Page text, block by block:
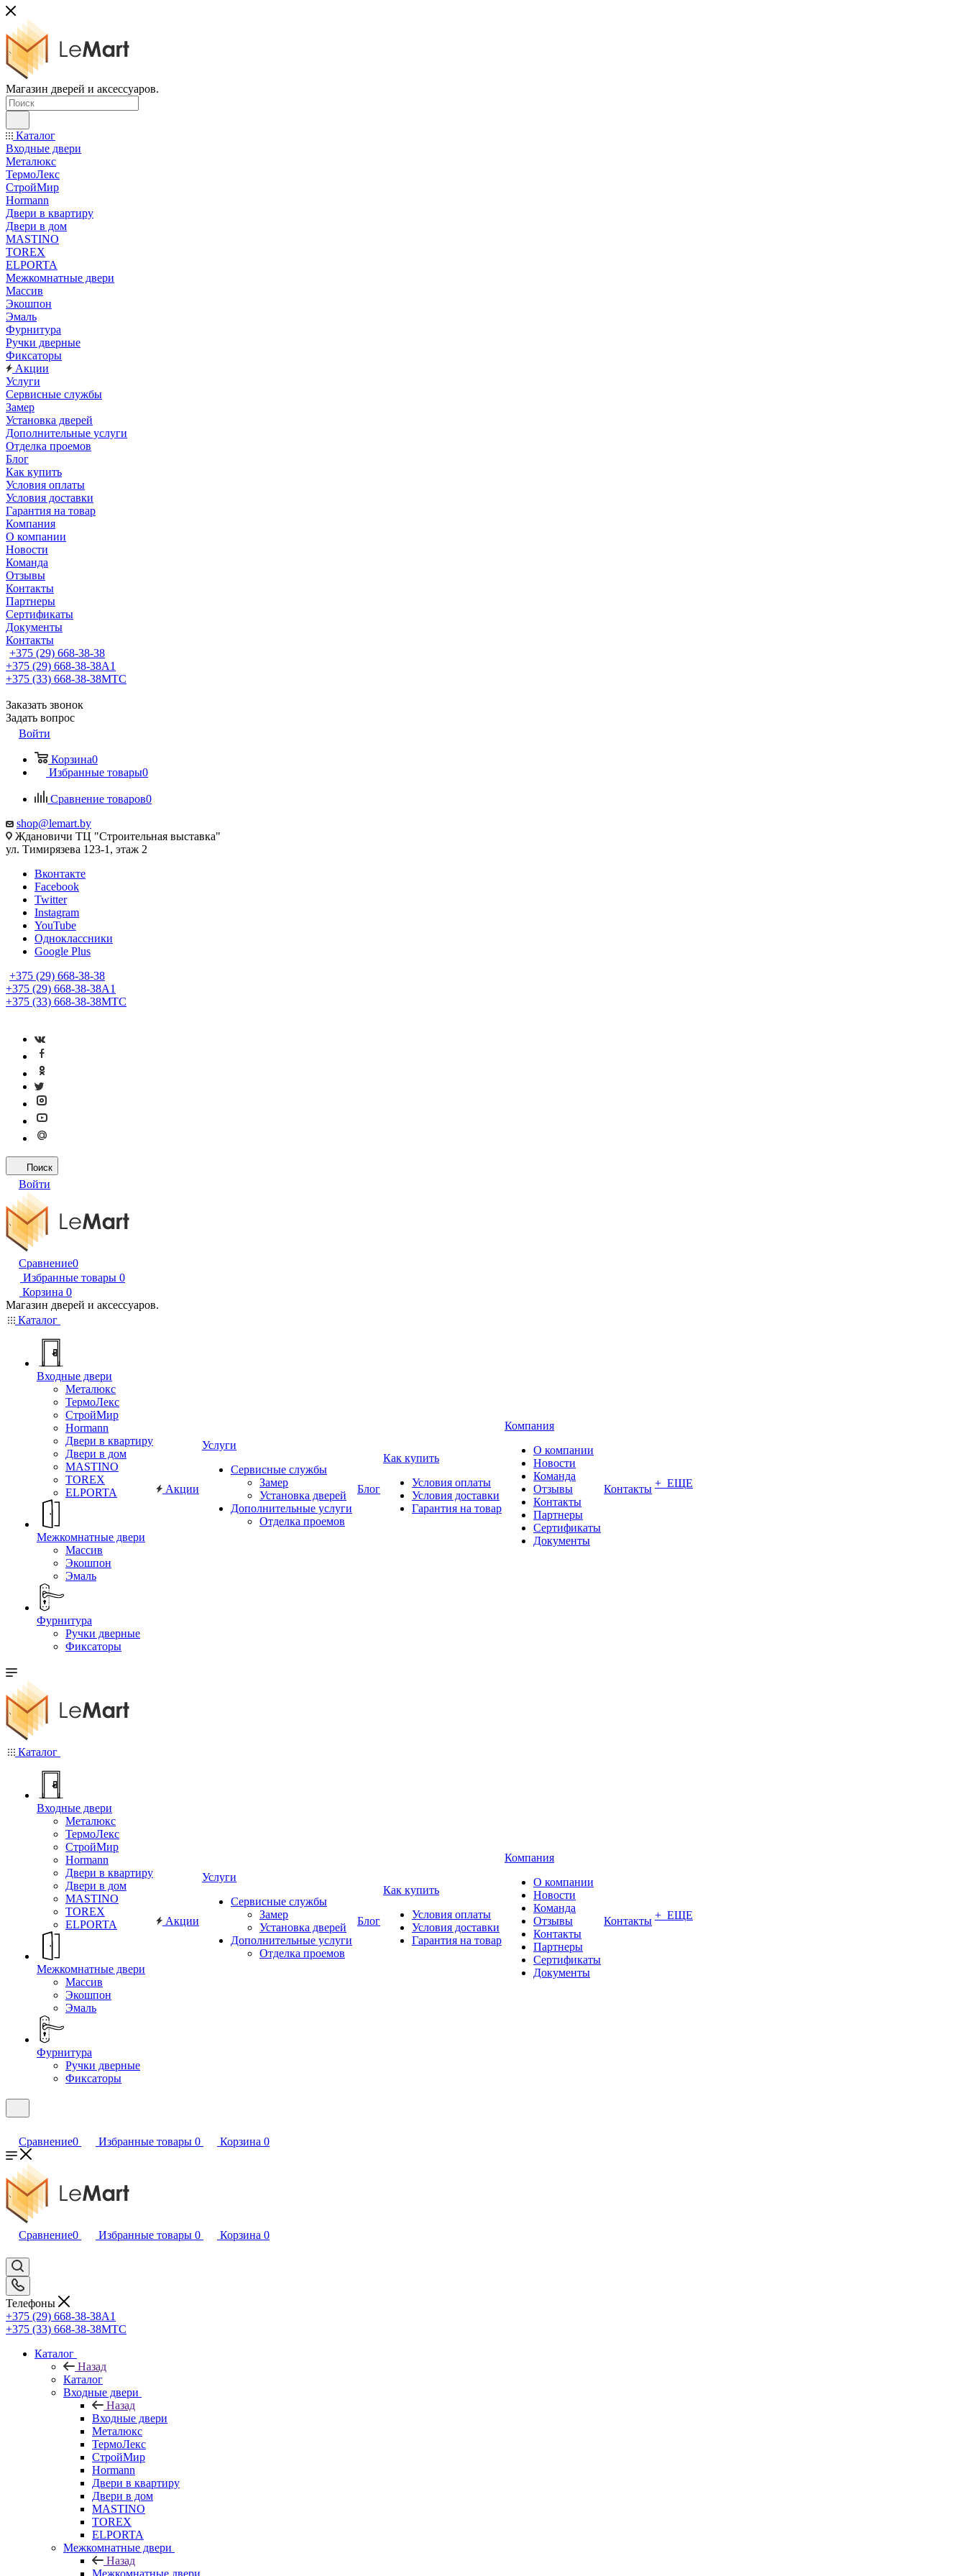
Магазин дверей и аксессуаров.
Каталог
Входные двери
Металюкс
ТермоЛекс
СтройМир
Hormann
Двери в квартиру
Двери в дом
MASTINO
TOREX
ELPORTA
Межкомнатные двери
Массив
Экошпон
Эмаль
Фурнитура
Ручки дверные
Фиксаторы
Акции
Услуги
Сервисные службы
Замер
Установка дверей
Дополнительные услуги
Отделка проемов
Блог
Как купить
Условия оплаты
Условия доставки
Гарантия на товар
Компания
О компании
Новости
Команда
Отзывы
Контакты
Партнеры
Сертификаты
Документы
Контакты
+375 (29) 668-38-38
+375 (29) 668-38-38A1
+375 (33) 668-38-38МТС
Заказать звонок
Задать вопрос
Войти
Корзина0
Избранные товары0
Сравнение товаров0
shop@lemart.by
Ждановичи ТЦ "Строительная выставка"
ул. Тимирязева 123-1, этаж 2
Вконтакте
Facebook
Twitter
Instagram
YouTube
Одноклассники
Google Plus
+375 (29) 668-38-38
+375 (29) 668-38-38A1
+375 (33) 668-38-38МТС
Поиск
Войти
Сравнение0
Избранные товары 0
Корзина 0
Магазин дверей и аксессуаров.
Каталог
Входные двери
Металюкс
ТермоЛекс
СтройМир
Hormann
Двери в квартиру
Двери в дом
MASTINO
TOREX
ELPORTA
Межкомнатные двери
Массив
Экошпон
Эмаль
Фурнитура
Ручки дверные
Фиксаторы
Акции
Услуги
Сервисные службы
Замер
Установка дверей
Дополнительные услуги
Отделка проемов
Блог
Как купить
Условия оплаты
Условия доставки
Гарантия на товар
Компания
О компании
Новости
Команда
Отзывы
Контакты
Партнеры
Сертификаты
Документы
Контакты + ЕЩЕ
Каталог
Входные двери
Металюкс
ТермоЛекс
СтройМир
Hormann
Двери в квартиру
Двери в дом
MASTINO
TOREX
ELPORTA
Межкомнатные двери
Массив
Экошпон
Эмаль
Фурнитура
Ручки дверные
Фиксаторы
Акции
Услуги
Сервисные службы
Замер
Установка дверей
Дополнительные услуги
Отделка проемов
Блог
Как купить
Условия оплаты
Условия доставки
Гарантия на товар
Компания
О компании
Новости
Команда
Отзывы
Контакты
Партнеры
Сертификаты
Документы
Контакты + ЕЩЕ
Сравнение0 Избранные товары 0 Корзина 0
Сравнение0 Избранные товары 0 Корзина 0
Телефоны
+375 (29) 668-38-38A1
+375 (33) 668-38-38МТС
Каталог
Назад
Каталог
Входные двери
Назад
Входные двери
Металюкс
ТермоЛекс
СтройМир
Hormann
Двери в квартиру
Двери в дом
MASTINO
TOREX
ELPORTA
Межкомнатные двери
Назад
Межкомнатные двери